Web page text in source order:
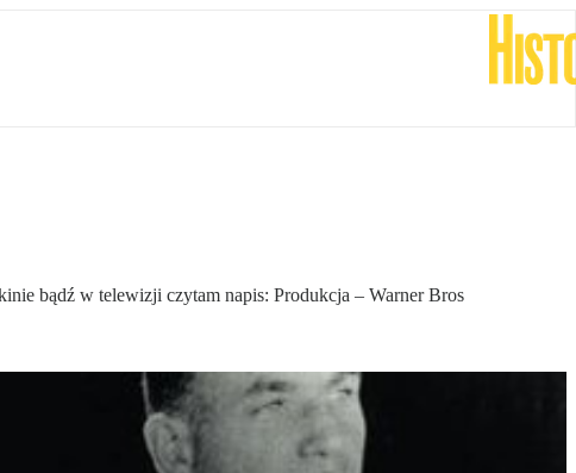
bądź w telewizji czytam napis: Produkcja – Warner Bros